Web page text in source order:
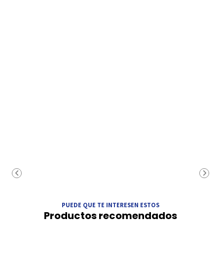
PUEDE QUE TE INTERESEN ESTOS
Productos recomendados